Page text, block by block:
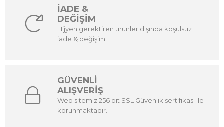
İADE &
DEĞİŞİM
Hijyen gerektiren ürünler dışında koşulsuz
iade & değişim.
GÜVENLİ
ALIŞVERİŞ
Web sitemiz 256 bit SSL Güvenlik sertifikası ile
korunmaktadır..